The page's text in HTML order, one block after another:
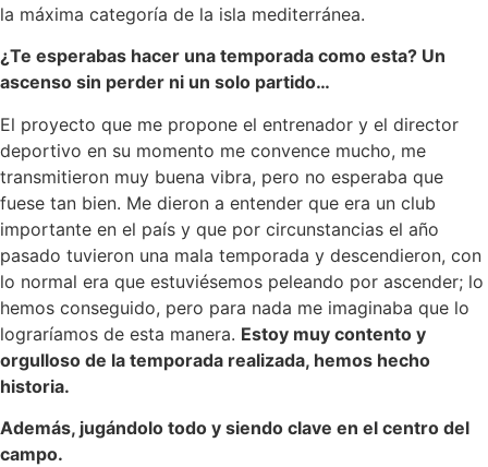
la máxima categoría de la isla mediterránea.
¿Te esperabas hacer una temporada como esta? Un
ascenso sin perder ni un solo partido…
El proyecto que me propone el entrenador y el director
deportivo en su momento me convence mucho, me
transmitieron muy buena vibra, pero no esperaba que
fuese tan bien. Me dieron a entender que era un club
importante en el país y que por circunstancias el año
pasado tuvieron una mala temporada y descendieron, con
lo normal era que estuviésemos peleando por ascender; lo
hemos conseguido, pero para nada me imaginaba que lo
lograríamos de esta manera. Estoy muy contento y
orgulloso de la temporada realizada, hemos hecho
historia.
Además, jugándolo todo y siendo clave en el centro del
campo.